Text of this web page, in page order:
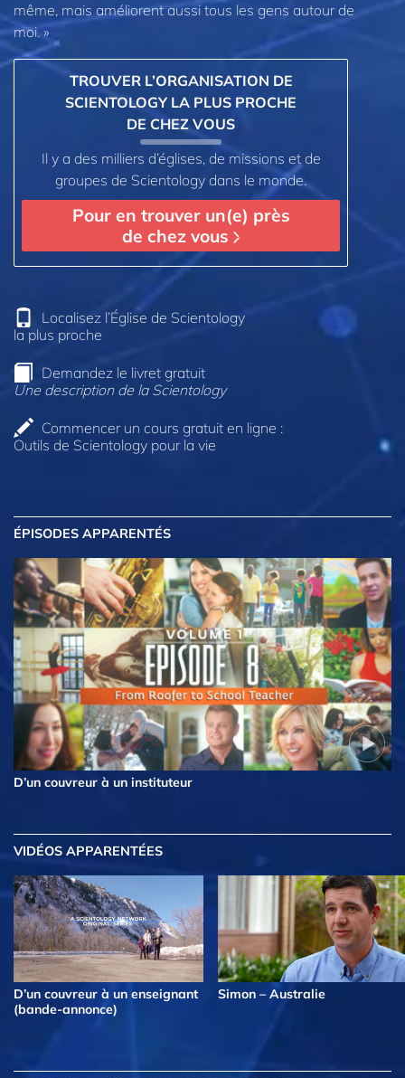
même, mais améliorent aussi tous les gens autour de
moi. »
TROUVER L’ORGANISATION DE
SCIENTOLOGY LA PLUS PROCHE
DE CHEZ VOUS
Il y a des milliers d’églises, de missions et de
groupes de Scientology dans le monde.
Pour en trouver un(e) près
de chez vous
Localisez l’Église de Scientology
la plus proche
Demandez le livret gratuit
Une description de la Scientology
Commencer un cours gratuit en ligne :
Outils de Scientology pour la vie
ÉPISODES APPARENTÉS
D’un couvreur à un instituteur
VIDÉOS APPARENTÉES
D’un couvreur à un enseignant
(bande-annonce)
Simon – Australie